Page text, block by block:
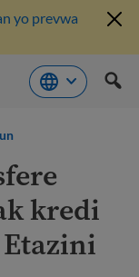
yo prevwa
kredi